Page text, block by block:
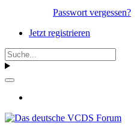
Passwort vergessen?
Jetzt registrieren